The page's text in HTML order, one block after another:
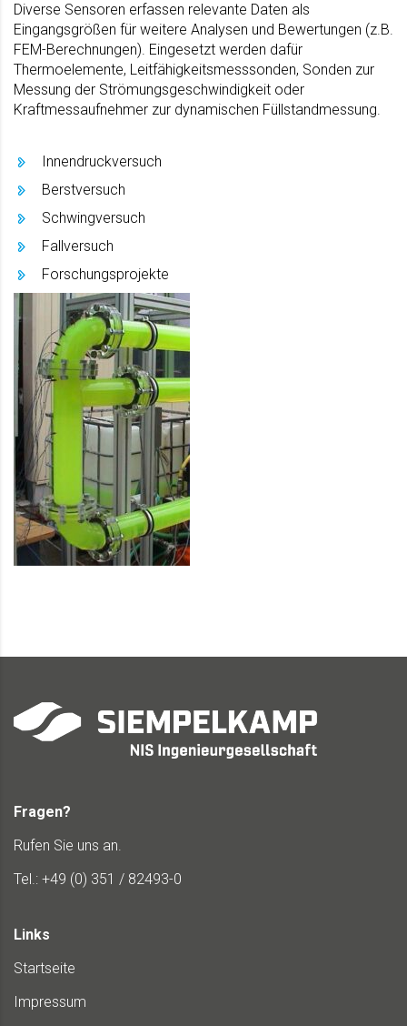
Diverse Sensoren erfassen relevante Daten als
Eingangsgrößen für weitere Analysen und Bewertungen (z.B.
FEM-Berechnungen). Eingesetzt werden dafür
Thermoelemente, Leitfähigkeitsmesssonden, Sonden zur
Messung der Strömungsgeschwindigkeit oder
Kraftmessaufnehmer zur dynamischen Füllstandmessung.
Innendruckversuch
Berstversuch
Schwingversuch
Fallversuch
Forschungsprojekte
Fragen?
Rufen Sie uns an.
Tel.: +49 (0) 351 / 82493-0
Links
Startseite
Impressum